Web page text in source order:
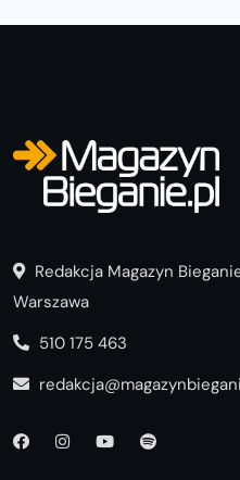
Redakcja Magazyn
Warszawa
510 175 463